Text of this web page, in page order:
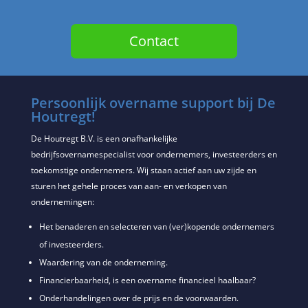
Contact
Persoonlijk overname support bij De
Houtregt!
De Houtregt B.V. is een onafhankelijke
bedrijfsovernamespecialist voor ondernemers, investeerders en
toekomstige ondernemers. Wij staan actief aan uw zijde en
sturen het gehele proces van aan- en verkopen van
ondernemingen:
Het benaderen en selecteren van (ver)kopende ondernemers
of investeerders.
Waardering van de onderneming.
Financierbaarheid, is een overname financieel haalbaar?
Onderhandelingen over de prijs en de voorwaarden.